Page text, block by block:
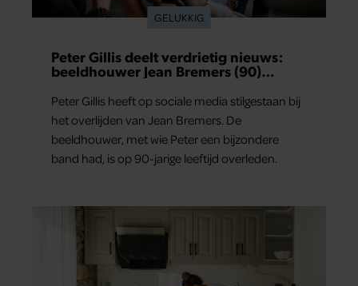
GELUKKIG
Peter Gillis deelt verdrietig nieuws:
beeldhouwer Jean Bremers (90)
Peter Gillis heeft op sociale media stilgestaan bij
het overlijden van Jean Bremers. De
beeldhouwer, met wie Peter een bijzondere
band had, is op 90-jarige leeftijd overleden.